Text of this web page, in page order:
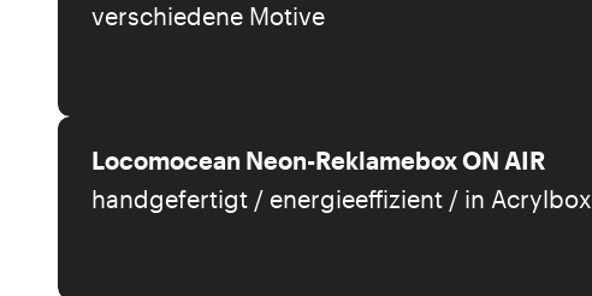
verschiedene Motive
Locomocean Neon-Reklamebox ON AIR
handgefertigt / energieeffizient / in Acrylbox